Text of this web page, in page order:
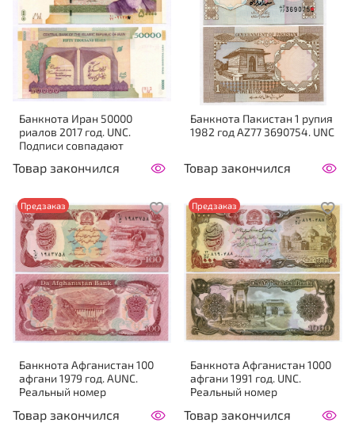
Банкнота Иран 50000
риалов 2017 год. UNC.
Подписи совпадают
Товар закончился
Банкнота Пакистан 1 рупия
1982 год AZ77 3690754. UNC
Товар закончился
Предзаказ
Банкнота Афганистан 100
афгани 1979 год. AUNC.
Реальный номер
Товар закончился
Предзаказ
Банкнота Афганистан 1000
афгани 1991 год. UNC.
Реальный номер
Товар закончился